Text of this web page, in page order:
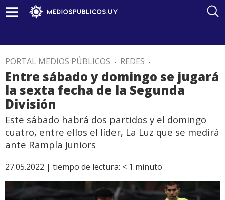
PORTAL MEDIOS PÚBLICOS . REDES .
Entre sábado y domingo se jugará
la sexta fecha de la Segunda
División
Este sábado habrá dos partidos y el domingo
cuatro, entre ellos el líder, La Luz que se medirá
ante Rampla Juniors
27.05.2022 | tiempo de lectura: < 1 minuto